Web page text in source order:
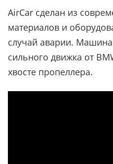
AirCar сделан из
материалов и
случай аварии. Машина
сильного движка от
хвосте пропеллера.